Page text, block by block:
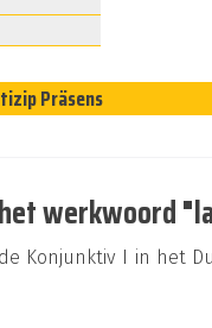
Präsens
werkwoord
Konjunktiv I in het